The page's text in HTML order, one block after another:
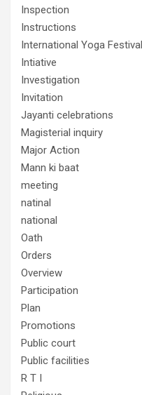
Inspection
Instructions
International Yoga Festival
Intiative
Investigation
Invitation
Jayanti celebrations
Magisterial inquiry
Major Action
Mann ki baat
meeting
natinal
national
Oath
Orders
Overview
Participation
Plan
Promotions
Public court
Public facilities
R T I